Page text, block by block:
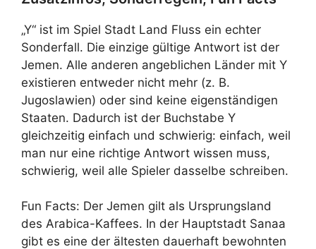
„Y“ ist im Spiel Stadt Land Fluss ein echter
Sonderfall. Die einzige gültige Antwort ist der
Jemen. Alle anderen angeblichen Länder mit Y
existieren entweder nicht mehr (z. B.
Jugoslawien) oder sind keine eigenständigen
Staaten. Dadurch ist der Buchstabe Y
gleichzeitig einfach und schwierig: einfach, weil
man nur eine richtige Antwort wissen muss,
schwierig, weil alle Spieler dasselbe schreiben.
Fun Facts: Der Jemen gilt als Ursprungsland
des Arabica-Kaffees. In der Hauptstadt Sanaa
gibt es eine der ältesten dauerhaft bewohnten